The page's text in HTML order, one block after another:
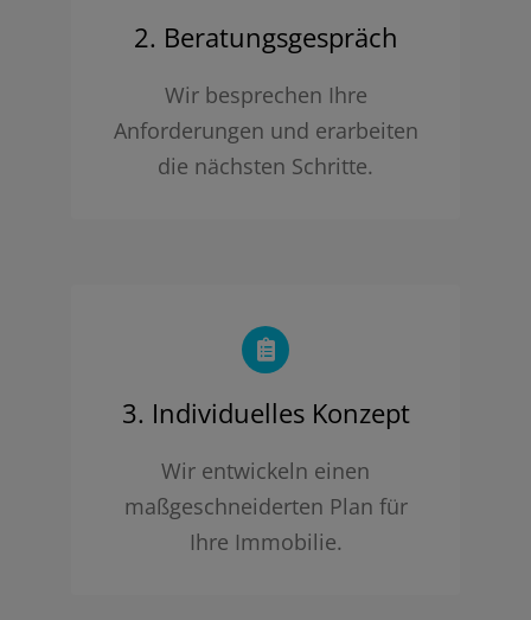
2. Beratungsgespräch
Wir besprechen Ihre
Anforderungen und erarbeiten
die nächsten Schritte.
3. Individuelles Konzept
Wir entwickeln einen
maßgeschneiderten Plan für
Ihre Immobilie.